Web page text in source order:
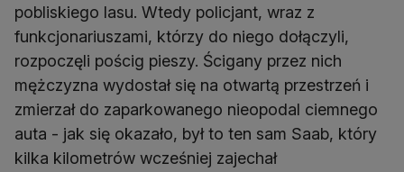
pobliskiego lasu. Wtedy policjant, wraz z
funkcjonariuszami, którzy do niego dołączyli,
rozpoczęli pościg pieszy. Ścigany przez nich
mężczyzna wydostał się na otwartą przestrzeń i
zmierzał do zaparkowanego nieopodal ciemnego
auta - jak się okazało, był to ten sam Saab, który
kilka kilometrów wcześniej zajechał